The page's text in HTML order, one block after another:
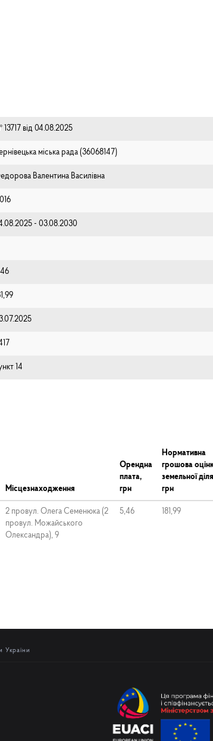
від 04.08.2025
міська рада (⁨36068147⁩)
Валентина Василівна
- 03.08.2030
14
Місцезнаходження
Орендна
плата,
грн
Нормативна
грошова
земельної
грн
2 провул. Олега Семенюка (2
провул. Можайського
Олександра), 9
5,46 181,99
України